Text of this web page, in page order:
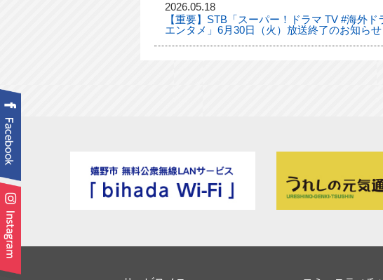
2026.05.18
【重要】STB「スーパー！ドラマ TV #海外
エンタメ」6月30日（火）放送終了のお知らせ